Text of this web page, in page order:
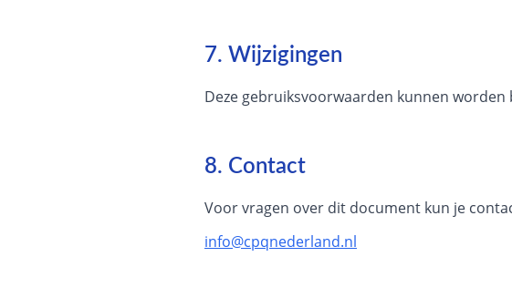
7. Wijzigingen
Deze gebruiksvoorwaarden kunnen
8. Contact
Voor vragen over dit document kun je
info@cpqnederland.nl